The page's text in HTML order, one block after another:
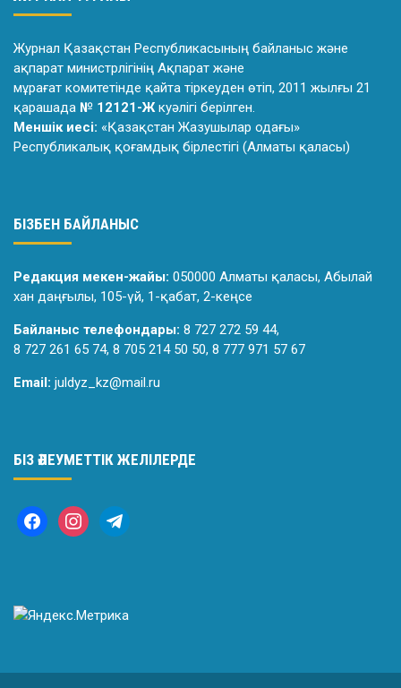
Журнал Қазақстан Республикасының байланыс және
ақпарат министрлiгiнiң Ақпарат және
мұрағат комитетiнде қайта тiркеуден өтiп, 2011 жылғы 21
қарашада № 12121-Жкуәлiгi берiлген.
Меншік иесі: «Қазақстан Жазушылар одағы»
Республикалық қоғамдық бірлестігі (Алматы қаласы)
БІЗБЕН БАЙЛАНЫС
Редакция мекен-жайы: 050000 Алматы қаласы, Абылай
хан даңғылы, 105-үй, 1-қабат, 2-кеңсе
Байланыс телефондары: 8 727 272 59 44,
8 727 261 65 74, 8 705 214 50 50, 8 777 971 57 67
Email: juldyz_kz@mail.ru
БІЗ ӘЛЕУМЕТТІК ЖЕЛІЛЕРДЕ